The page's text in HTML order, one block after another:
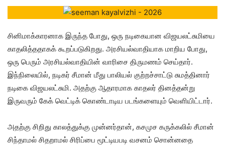
சினிமாக்காரனாக இருந்த போது, ஒரு நடிகையான விஜயலட்சுமியை
காதலித்ததாகக் கூறப்படுகிறது. அரசியல்வாதியாக மாறிய போது,
ஒரு பெரும் அரசியல்வாதியின் வாரிசை திருமணம் செய்தார்.
இந்நிலையில், நடிகர் சீமான் மீது பாலியல் குற்றச்சாட்டு சுமத்தினார்
நடிகை விஜயலட்சுமி. அதற்கு ஆதாரமாக காதலர் தினத்தன்று
இருவரும் கேக் வெட்டிக் கொண்டாடிய படங்களையும் வெளியிட்டார்.
அதற்கு சிறிது காலத்துக்கு முன்னர்தான், கசமுச கருக்கலில் சீமான்
சிந்தாமல் சிதறாமல் சிரிப்பை மூட்டியபடி வசனம் சொன்னதை